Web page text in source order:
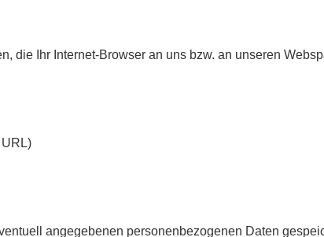
die Ihr Internet-Browser an uns bzw. an unseren
angegebenen personenbezogenen Daten